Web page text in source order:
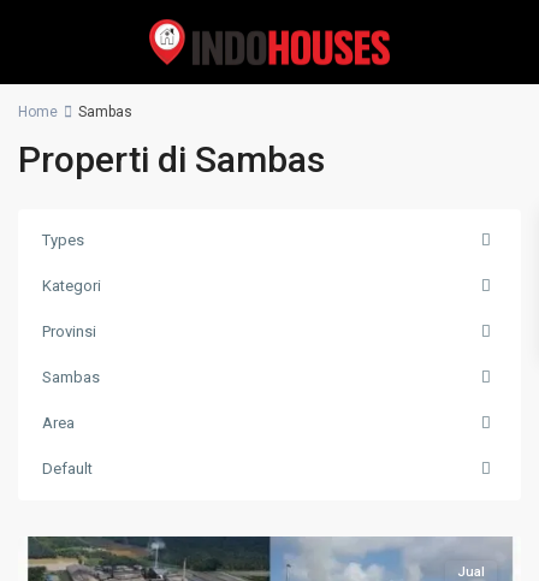
Home Sambas
Properti di Sambas
Types
Kategori
Provinsi
Sambas
Area
Default
Jual